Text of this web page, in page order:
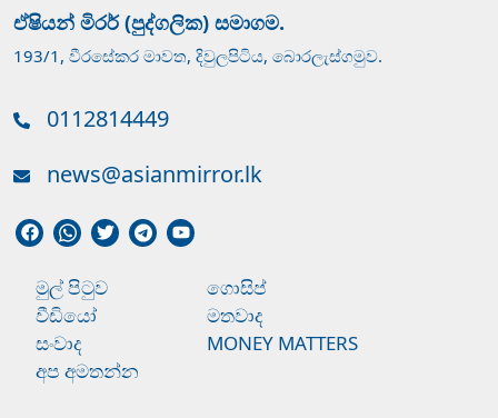
ඒෂියන් මිරර් (පුද්ගලික) සමාගම.
193/1, වීරසේකර මාවත, දිවුලපිටිය, බොරලැස්ගමුව.
0112814449
news@asianmirror.lk
මුල් පිටුව
ගොසිප්
වීඩියෝ
මතවාද
සංවාද
MONEY MATTERS
අප අමතන්න